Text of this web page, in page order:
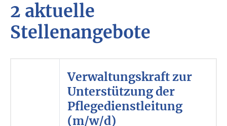
2 aktuelle
Stellenangebote
Verwaltungskraft zur
Unterstützung der
Pflegedienstleitung
(m/w/d)